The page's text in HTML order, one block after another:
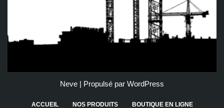
Neve | Propulsé par WordPress
ACCUEIL NOS PRODUITS BOUTIQUE EN LIGNE